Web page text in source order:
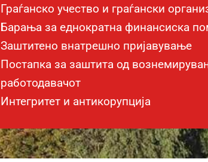
Граѓанско учество и граѓански
Барања за еднократна финансиска
Заштитено внатрешно пријавување
Постапка за заштита од
работодавачот
Интегритет и антикорупција